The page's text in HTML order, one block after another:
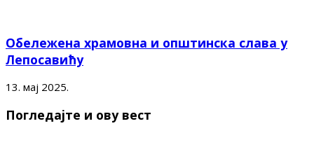
Обележена храмовна и општинска слава у
Лепосавићу
13. мај 2025.
Погледајте и ову вест